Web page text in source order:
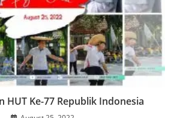
HUT Ke-77 Republik Indonesia